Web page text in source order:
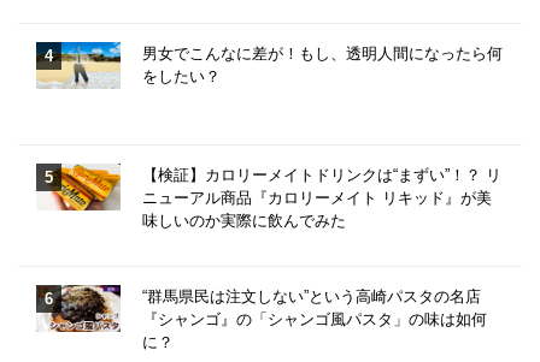
男女でこんなに差が！もし、透明人間になったら何
をしたい？
【検証】カロリーメイトドリンクは“まずい”！？ リ
ニューアル商品『カロリーメイト リキッド』が美
味しいのか実際に飲んでみた
“群馬県民は注文しない”という高崎パスタの名店
『シャンゴ』の「シャンゴ風パスタ」の味は如何
に？